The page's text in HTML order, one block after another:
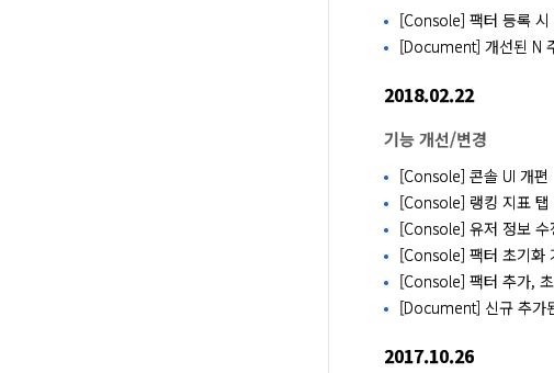
[Console] 팩터 등록 시
[Document] 개선된 N
2018.02.22
기능 개선/변경
[Console] 콘솔 UI 개편
[Console] 랭킹 지표
[Console] 유저 정보 수
[Console] 팩터 초기화
[Console] 팩터 추가,
[Document] 신규 추가
2017.10.26